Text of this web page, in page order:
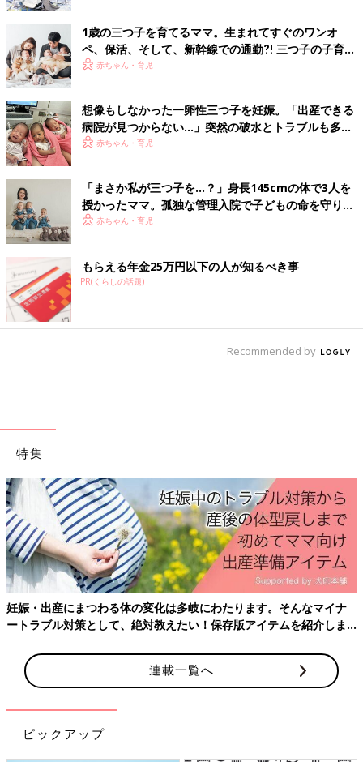
PTAについてほぼ知識がないまま入園し、入園後に知ったびっく
りルールがあったのです。
子ども1人につき1ポイント。卒園までに全部消化しましょう。
多くのポイントを持ってる保護者へ優先的に会長だったり本部役
1歳の三つ子を育てるママ。生まれてすぐのワンオ
ペ、保活、そして、新幹線での通勤⁈ 三つ子の子育て
のリアル【多胎育児体験談】
赤ちゃん・育児
想像もしなかった一卵性三つ子を妊娠。「出産できる
病院が見つからない…」突然の破水とトラブルも多数
経験！【体験談】
赤ちゃん・育児
「まさか私が三つ子を…？」身長145cmの体で3人を
授かったママ。孤独な管理入院で子どもの命を守り抜
いた！【多胎インタビュー・前編】
赤ちゃん・育児
もらえる年金25万円以下の人が知るべき事
PR(くらしの話題)
Recommended by
特集
妊娠・出産にまつわる体の変化は多岐にわたります。そんなマイナ
ートラブル対策として、絶対教えたい！保存版アイテムを紹介しま
連載一覧へ
ピックアップ